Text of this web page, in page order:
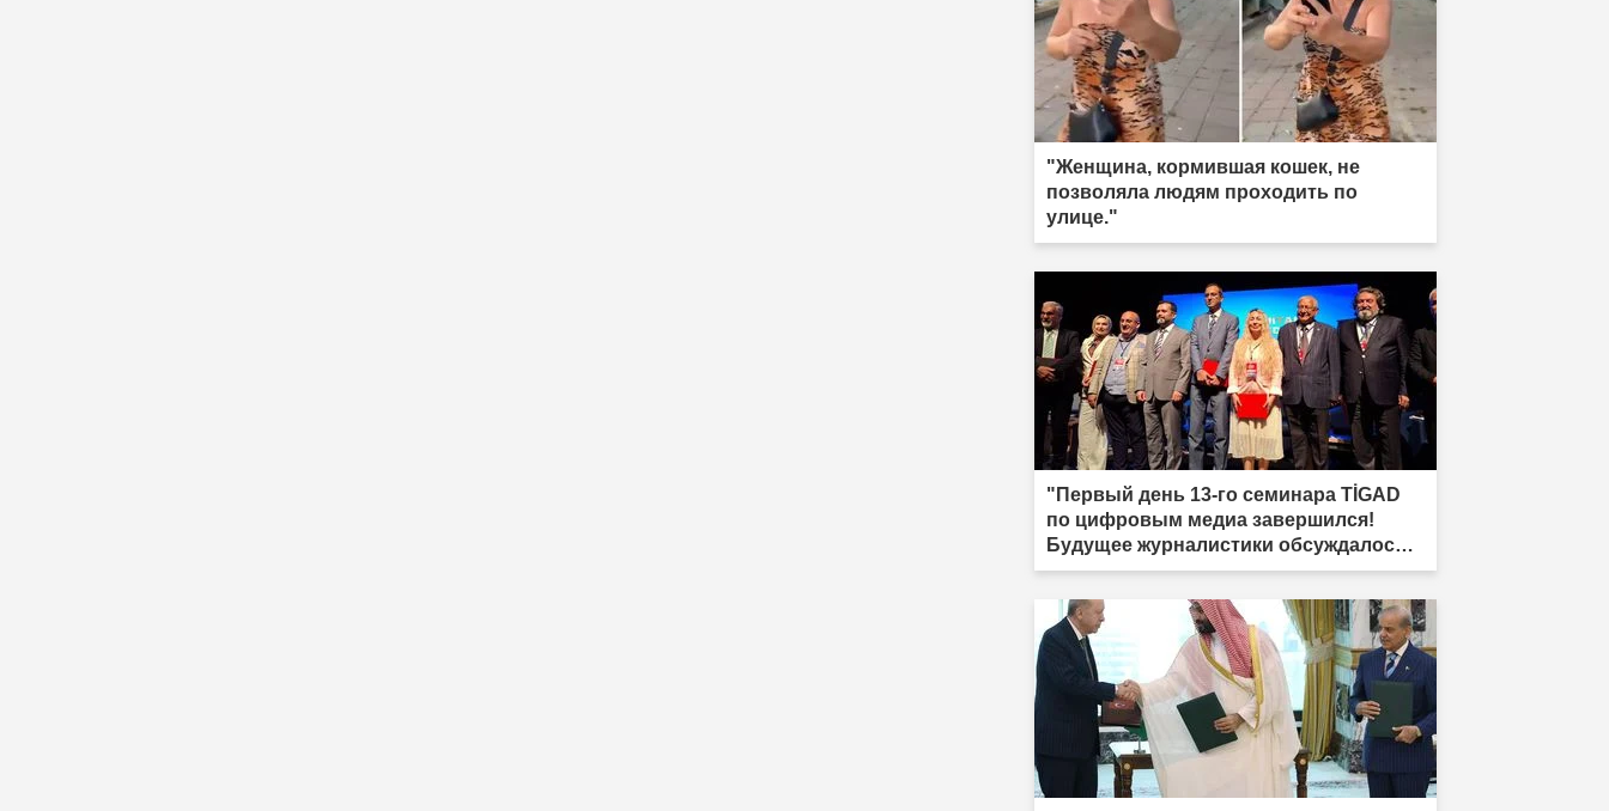
"Женщина, кормившая кошек, не
позволяла людям проходить по
улице."
"Первый день 13-го семинара TİGAD
по цифровым медиа завершился!
Будущее журналистики обсуждалось в
Ыгдыре"